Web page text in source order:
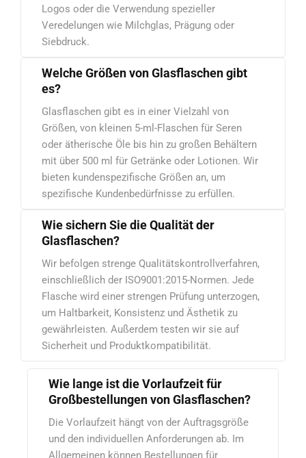
Logos oder die Verwendung spezieller
Veredelungen wie Milchglas, Prägung oder
Siebdruck.
Welche Größen von Glasflaschen gibt
es?
Glasflaschen gibt es in einer Vielzahl von
Größen, von kleinen 5-ml-Flaschen für Seren
oder ätherische Öle bis hin zu großen Behältern
mit über 500 ml für Getränke oder Lotionen. Wir
bieten kundenspezifische Größen an, um
spezifische Kundenbedürfnisse zu erfüllen.
Wie sichern Sie die Qualität der
Glasflaschen?
Wir befolgen strenge Qualitätskontrollverfahren,
einschließlich der ISO9001:2015-Normen. Jede
Flasche wird einer strengen Prüfung unterzogen,
um Haltbarkeit, Konsistenz und Ästhetik zu
gewährleisten. Außerdem testen wir sie auf
Sicherheit und Produktkompatibilität.
Wie lange ist die Vorlaufzeit für
Großbestellungen von Glasflaschen?
Die Vorlaufzeit hängt von der Auftragsgröße
und den individuellen Anforderungen ab. Im
Allgemeinen können Bestellungen für